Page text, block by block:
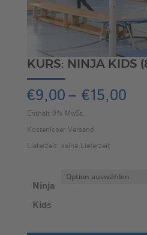
KURS: NINJA KIDS
€9,00 – €15,00
Enthält 0% MwSt.
Kostenloser Versand
Lieferzeit: keine Lieferzeit
Ninja
Kids